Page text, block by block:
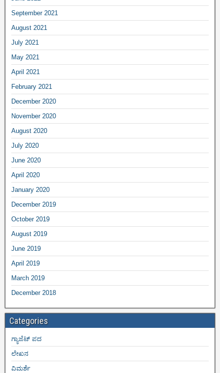
September 2021
August 2021
July 2021
May 2021
April 2021
February 2021
December 2020
November 2020
August 2020
July 2020
June 2020
April 2020
January 2020
December 2019
October 2019
August 2019
June 2019
April 2019
March 2019
December 2018
Categories
ಗ್ಯಾಜೆಟ್ ಪದ
ಲೇಖನ
ವಿಮರ್ಶೆ